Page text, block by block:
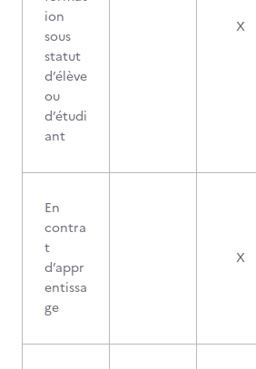
ion
sous
statut
d’élève
ou
d’étudi
ant
X
En
contra
t
d’appr
entissa
ge
X